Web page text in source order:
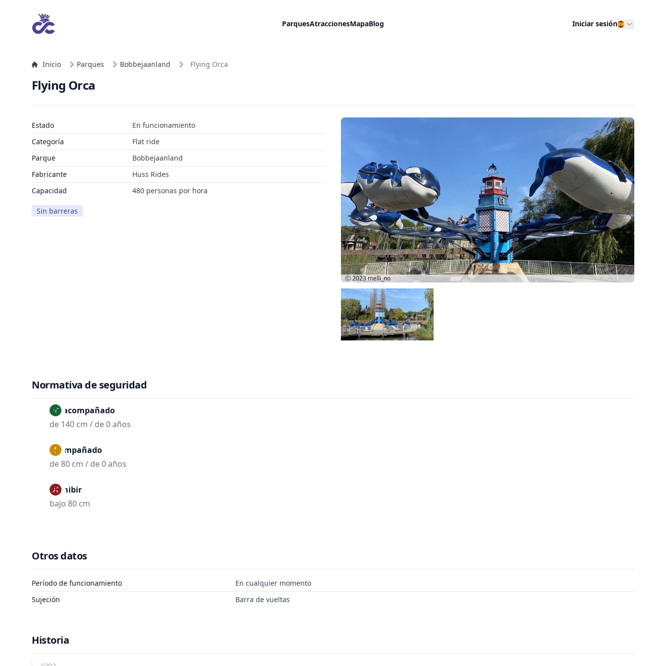
ParquesAtraccionesMapaBlog Iniciar sesión
Inicio Parques Bobbejaanland Flying Orca
Flying Orca
Estado
En funcionamiento
Categoría
Flat ride
Parque
Bobbejaanland
Fabricante
Huss Rides
Capacidad
480 personas por hora
Sin barreras
Ⓒ 2023melli_no
Normativa de seguridad
No acompañado
de 140 cm / de 0 años
Acompañado
de 80 cm / de 0 años
Prohibir
bajo 80 cm
Otros datos
Período de funcionamiento
En cualquier momento
Sujeción
Barra de vueltas
Historia